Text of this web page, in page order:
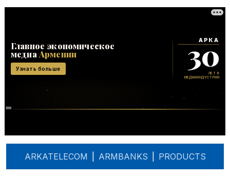
ARKATELECOM ARMBANKS PRODUCTS